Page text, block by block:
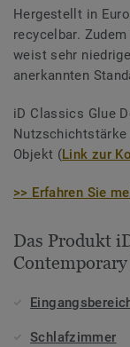
Hergestellt in
recycelbar.
weist sehr
anerkannten
iD Classics Glue
Nutzschichtstärke
Objekt (Link zur
>> Erfahren Sie
Das Produkt
Schlafzimmer